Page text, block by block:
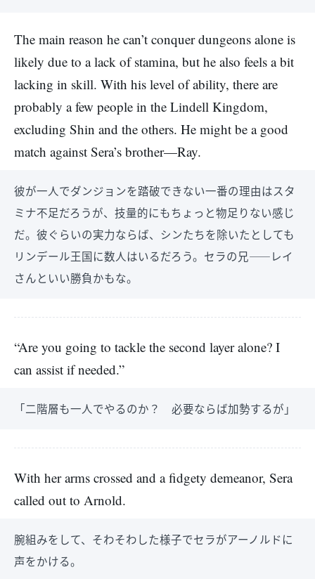
The main reason he can’t conquer dungeons alone is
likely due to a lack of stamina, but he also feels a bit
lacking in skill. With his level of ability, there are
probably a few people in the Lindell Kingdom,
excluding Shin and the others. He might be a good
match against Sera’s brother—Ray.
彼が一人でダンジョンを踏破できない一番の理由はスタ
ミナ不足だろうが、技量的にもちょっと物足りない感じ
だ。彼ぐらいの実力ならば、シンたちを除いたとしても
リンデール王国に数人はいるだろう。セラの兄――レイ
さんといい勝負かもな。
“Are you going to tackle the second layer alone? I
can assist if needed.”
「二階層も一人でやるのか？ 必要ならば加勢するが」
With her arms crossed and a fidgety demeanor, Sera
called out to Arnold.
腕組みをして、そわそわした様子でセラがアーノルドに
声をかける。